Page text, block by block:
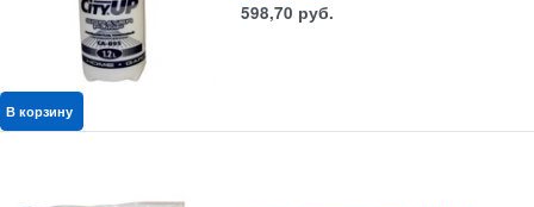
598,70 руб.
В корзину